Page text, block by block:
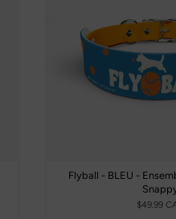
Flyball - BLEU -
$49.99